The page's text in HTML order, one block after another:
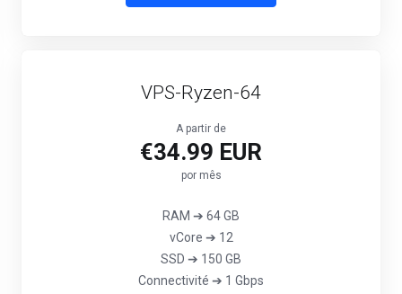
VPS-Ryzen-64
A partir de
€34.99 EUR
por mês
RAM ➔ 64 GB
vCore ➔ 12
SSD ➔ 150 GB
Connectivité ➔ 1 Gbps